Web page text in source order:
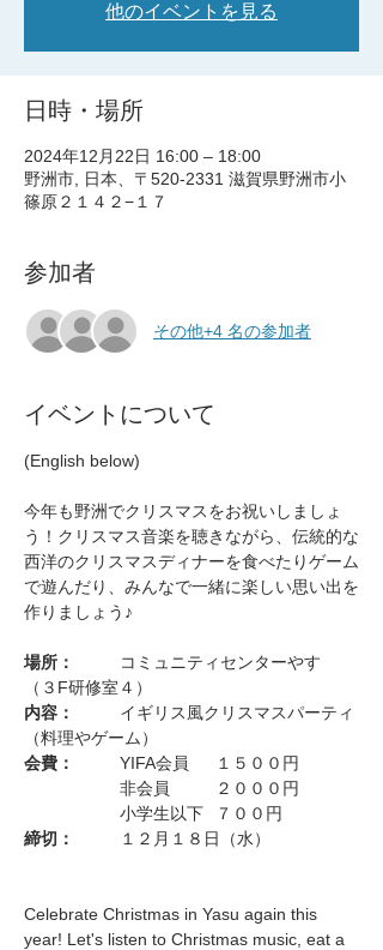
他のイベントを見る
日時・場所
2024年12月22日 16:00 – 18:00
野洲市, 日本、〒520-2331 滋賀県野洲市小
篠原２１４２−１７
参加者
その他+4 名の参加者
イベントについて
(English below)
今年も野洲でクリスマスをお祝いしましょ
う！クリスマス音楽を聴きながら、伝統的な
西洋のクリスマスディナーを食べたりゲーム
で遊んだり、みんなで一緒に楽しい思い出を
作りましょう♪
場所：
（３F研修室４）
内容：
（料理やゲーム）
会費：
	YIFA会員	１５００円
		非会員	２０００円
		小学生以下	７００円
締切：
	１２月１８日（水）
Celebrate Christmas in Yasu again this
year! Let's listen to Christmas music, eat a